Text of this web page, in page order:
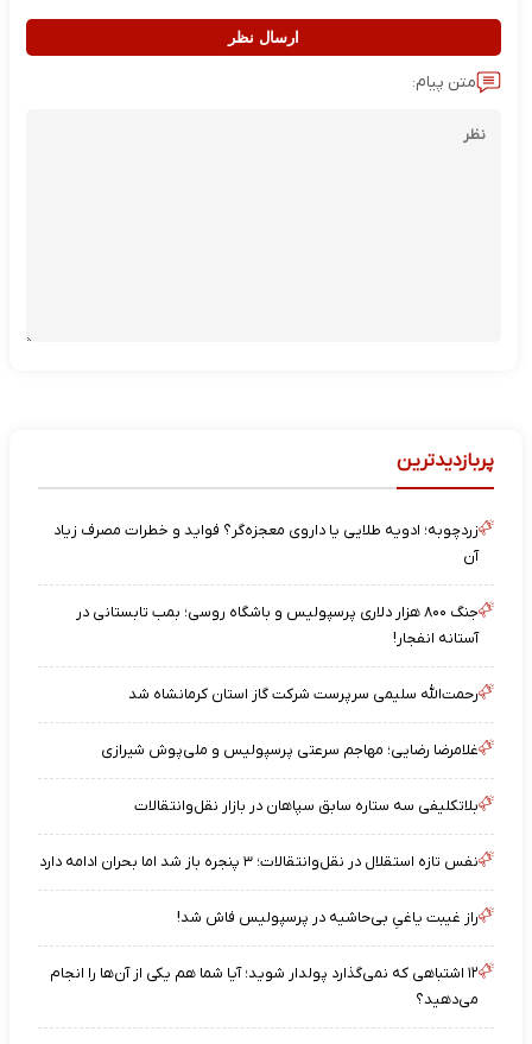
ارسال نظر
متن پیام:
پربازدیدترین
زردچوبه؛ ادویه طلایی یا داروی معجزه‌گر؟ فواید و خطرات مصرف زیاد
آن
جنگ ۸۰۰ هزار دلاری پرسپولیس و باشگاه روسی؛ بمب تابستانی در
آستانه انفجار!
رحمت‌الله سلیمی سرپرست شرکت گاز استان کرمانشاه شد
غلامرضا رضایی؛ مهاجم سرعتی پرسپولیس و ملی‌پوش شیرازی
بلاتکلیفی سه ستاره سابق سپاهان در بازار نقل‌وانتقالات
نفس تازه استقلال در نقل‌وانتقالات؛ ۳ پنجره باز شد اما بحران ادامه دارد
راز غیبت یاغیِ بی‌حاشیه در پرسپولیس فاش شد!
۱۲ اشتباهی که نمی‌گذارد پولدار شوید؛ آیا شما هم یکی از آن‌ها را انجام
می‌دهید؟